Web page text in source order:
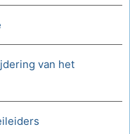
van het